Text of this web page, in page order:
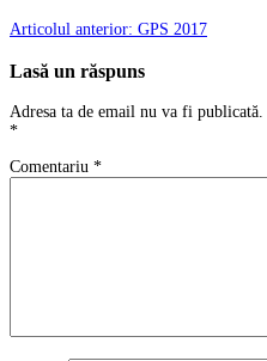
Articolul anterior: GPS 2017
Lasă un răspuns
Adresa ta de email nu va fi publicată.
*
Comentariu *